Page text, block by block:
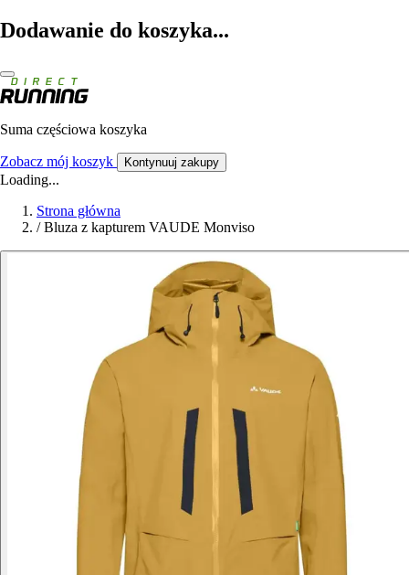
Dodawanie do koszyka...
Suma częściowa koszyka
Zobacz mój koszyk Kontynuuj zakupy
Loading...
Strona główna
/ Bluza z kapturem VAUDE Monviso